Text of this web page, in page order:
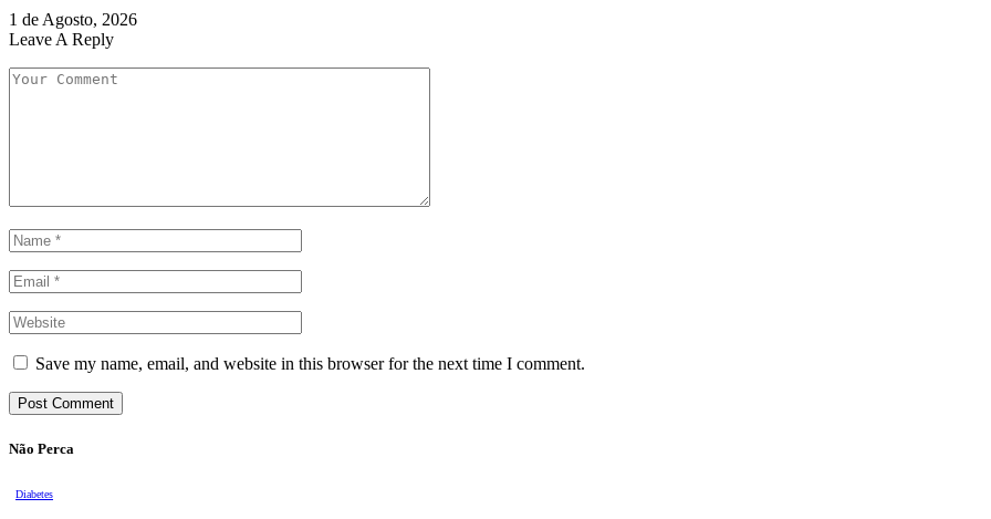
1 de Agosto, 2026
Leave A Reply
Save my name, email, and website in this browser for the next time I comment.
Não Perca
Diabetes